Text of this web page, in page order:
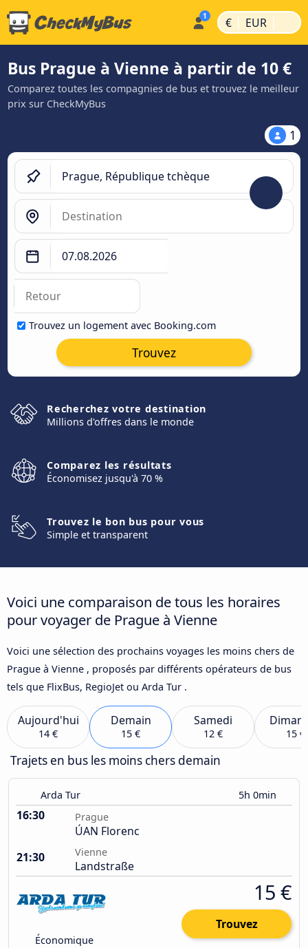
€ | EUR |
Bus Prague à Vienne à partir de 10 €
Comparez toutes les compagnies de bus et trouvez le meilleur
prix sur CheckMyBus
1
Trouvez un logement avec Booking.com
Trouvez
Recherchez votre destination
Millions d'offres dans le monde
Comparez les résultats
Économisez jusqu'à 70 %
Trouvez le bon bus pour vous
Simple et transparent
Voici une comparaison de tous les horaires
pour voyager de Prague à Vienne
Voici une sélection des prochains voyages les moins chers de
Prague à Vienne , proposés par différents opérateurs de bus
tels que FlixBus, RegioJet ou Arda Tur .
Aujourd'hui
14 €
Demain
15 €
Samedi
12 € 15 €
Trajets en bus les moins chers demain
Arda Tur 5h 0min
16:30 Prague
ÚAN Florenc
21:30
Vienne
Landstraße
Économique
15 €
Trouvez